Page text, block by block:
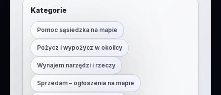
Kategorie
Pomoc sąsiedzka na mapie
Pożycz i wypożycz w okolicy
Wynajem narzędzi i rzeczy
Sprzedam – ogłoszenia na mapie